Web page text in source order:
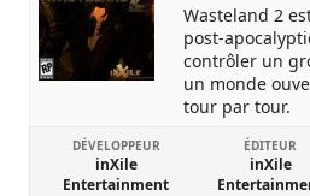
Wasteland 2
post-
contrôler un
un monde
tour par tour.
DÉVELOPPEUR
inXile
Entertainment
ÉDITEUR
inXile